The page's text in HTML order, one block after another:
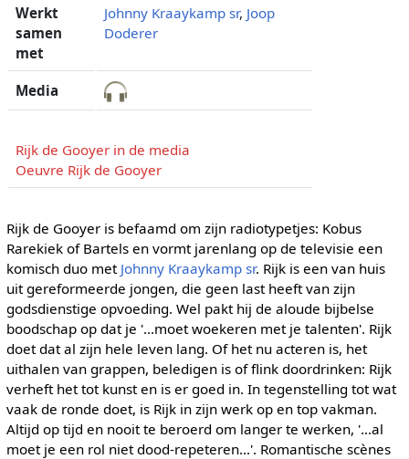
Werkt
samen
met
Johnny Kraaykamp sr, Joop
Doderer
Media
Rijk de Gooyer in de media
Oeuvre Rijk de Gooyer
Rijk de Gooyer is befaamd om zijn radiotypetjes: Kobus
Rarekiek of Bartels en vormt jarenlang op de televisie een
komisch duo met Johnny Kraaykamp sr. Rijk is een van huis
uit gereformeerde jongen, die geen last heeft van zijn
godsdienstige opvoeding. Wel pakt hij de aloude bijbelse
boodschap op dat je '...moet woekeren met je talenten'. Rijk
doet dat al zijn hele leven lang. Of het nu acteren is, het
uithalen van grappen, beledigen is of flink doordrinken: Rijk
verheft het tot kunst en is er goed in. In tegenstelling tot wat
vaak de ronde doet, is Rijk in zijn werk op en top vakman.
Altijd op tijd en nooit te beroerd om langer te werken, '...al
moet je een rol niet dood-repeteren...'. Romantische scènes